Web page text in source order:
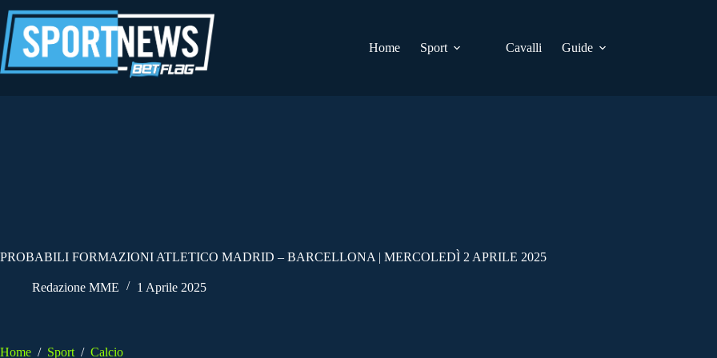
al
contenuto
Home
Sport Cavalli Guide
PROBABILI FORMAZIONI ATLETICO MADRID – BARCELLONA | MERCOLEDÌ 2 APRILE 2025
Redazione MME 1 Aprile 2025
Home / Sport / Calcio